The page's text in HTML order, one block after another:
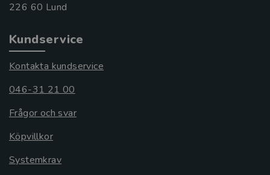
Kundservice
Kontakta kundservice
046-31 21 00
Frågor och svar
Köpvillkor
Systemkrav